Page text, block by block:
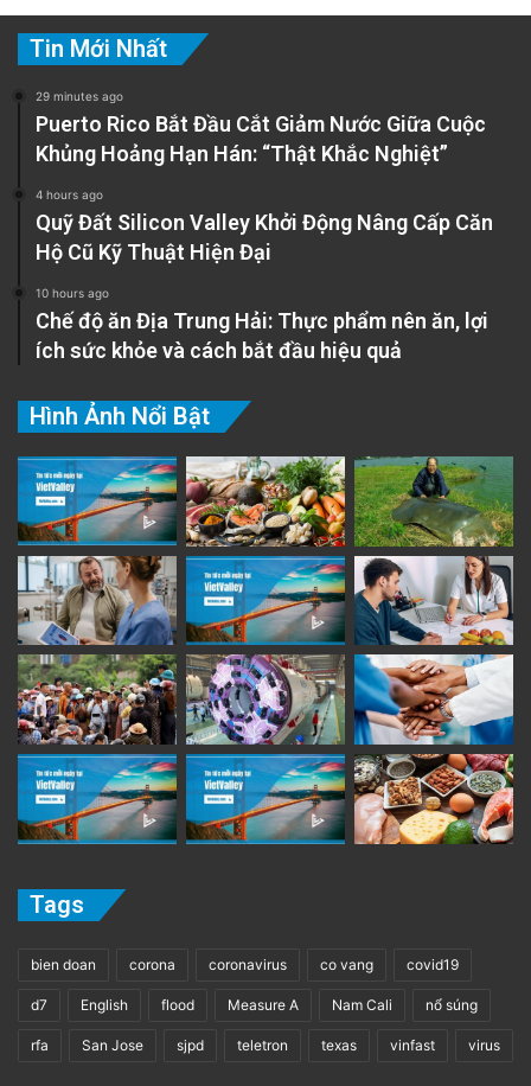
Tin Mới Nhất
29 minutes ago
Puerto Rico Bắt Đầu Cắt Giảm Nước Giữa Cuộc
Khủng Hoảng Hạn Hán: “Thật Khắc Nghiệt”
4 hours ago
Quỹ Đất Silicon Valley Khởi Động Nâng Cấp Căn
Hộ Cũ Kỹ Thuật Hiện Đại
10 hours ago
Chế độ ăn Địa Trung Hải: Thực phẩm nên ăn, lợi
ích sức khỏe và cách bắt đầu hiệu quả
Hình Ảnh Nổi Bật
Tags
bien doan corona coronavirus co vang covid19
d7 English flood Measure A Nam Cali nổ súng
rfa San Jose sjpd teletron texas vinfast virus